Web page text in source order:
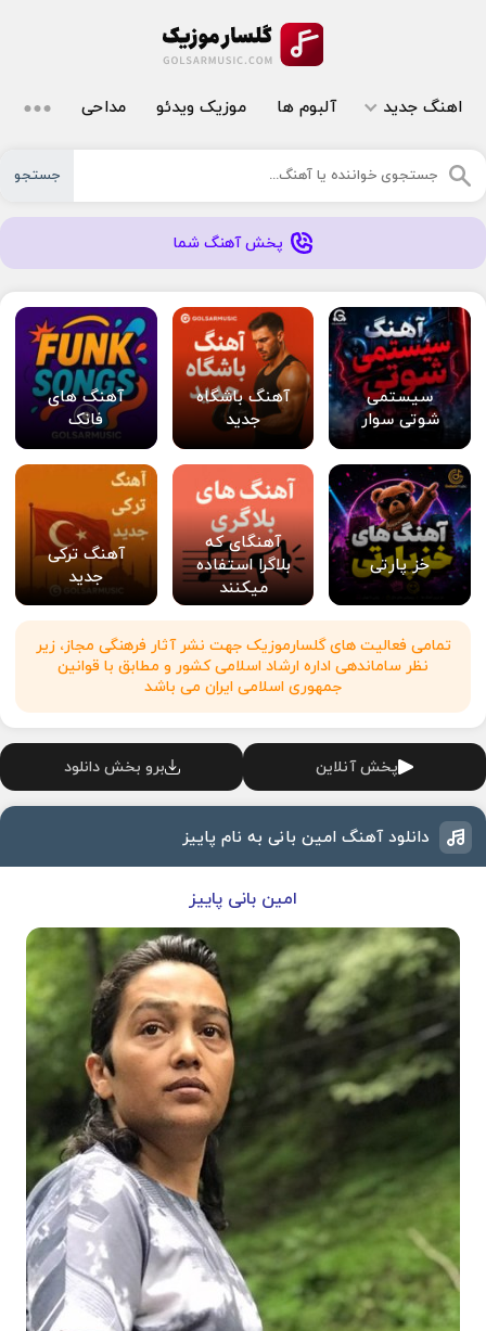
اهنگ جدید آلبوم ها موزیک ویدئو مداحی
جستجو
پخش آهنگ شما
سیستمی
شوتی سوار
آهنگ باشگاه
جدید
آهنگ های
فانک
خز پارتی
آهنگای که
بلاگرا استفاده
میکنند
آهنگ ترکی
جدید
تمامی فعالیت های گلسارموزیک جهت نشر آثار فرهنگی مجاز، زیر
نظر ساماندهی اداره ارشاد اسلامی کشور و مطابق با قوانین
جمهوری اسلامی ایران می باشد
پخش آنلاین برو بخش دانلود
دانلود آهنگ امین بانی به نام پاییز
امین بانی پاییز